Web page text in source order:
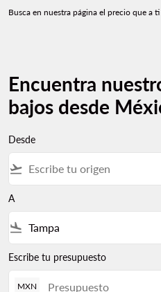
Busca en nuestra página el precio que a
Encuentra
bajos desde
Desde
flight_takeoff
A
flight_land
Escribe tu presupuesto
MXN